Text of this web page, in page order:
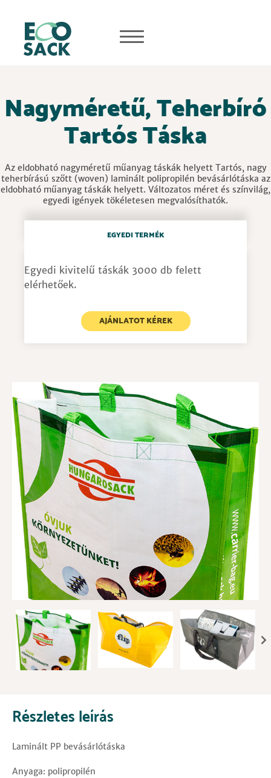
Nagyméretű, Teherbíró
Tartós Táska
Az eldobható nagyméretű műanyag táskák helyett Tartós, nagy
teherbírású szőtt (woven) laminált polipropilén bevásárlótáska az
eldobható műanyag táskák helyett. Változatos méret és színvilág,
egyedi igények tökéletesen megvalósíthatók.
EGYEDI TERMÉK
Egyedi kivitelű táskák 3000 db felett
elérhetőek.
AJÁNLATOT KÉREK
Részletes leírás
Laminált PP bevásárlótáska
Anyaga: polipropilén